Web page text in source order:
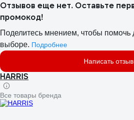
Отзывов еще нет. Оставьте
промокод!
Поделитесь мнением, чтобы помочь
выборе. Подробнее
Написать отзыв
HARRIS
Все товары бренда